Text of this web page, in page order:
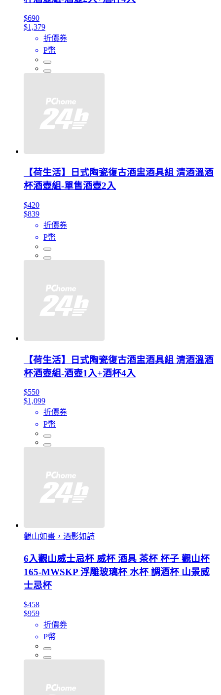
$690
$1,379
折價券
P幣
【荷生活】日式陶瓷復古酒盅酒具組 清酒溫酒
杯酒壺組-單售酒壺2入
$420
$839
折價券
P幣
【荷生活】日式陶瓷復古酒盅酒具組 清酒溫酒
杯酒壺組-酒壺1入+酒杯4入
$550
$1,099
折價券
P幣
觀山如畫，酒影如詩
6入觀山威士忌杯 威杯 酒具 茶杯 杯子 觀山杯
165-MWSKP 浮雕玻璃杯 水杯 調酒杯 山景威
士忌杯
$458
$959
折價券
P幣